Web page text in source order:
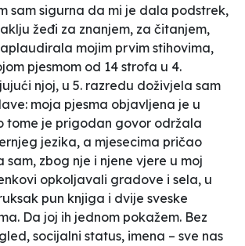
sam sigurna da mi je dala podstrek,
žeđi za znanjem, za čitanjem,
mojim prvim stihovima,
pjesmom od 14 strofa u 4.
njoj, u 5. razredu doživjela sam
moja pjesma objavljena je u
tome je prigodan govor održala
jezika, a mjesecima pričao
sam, zbog nje i njene vjere u moj
opkoljavali gradove i sela, u
pun knjiga i dvije sveske
Da joj ih jednom pokažem. Bez
socijalni status, imena – sve nas